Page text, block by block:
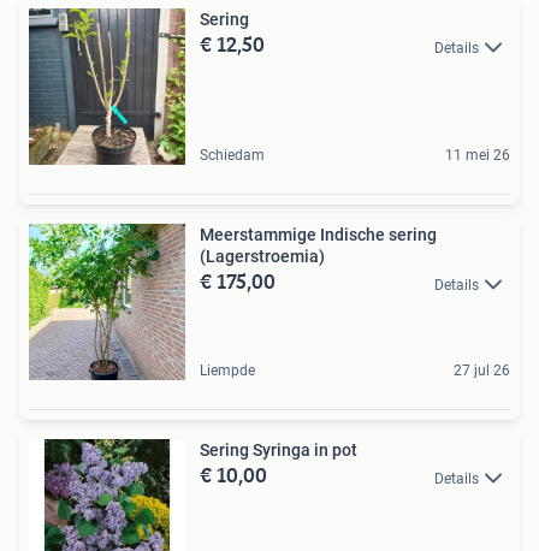
Sering
€ 12,50 Details
Schiedam 11 mei 26
Meerstammige Indische sering
(Lagerstroemia)
€ 175,00 Details
Liempde 27 jul 26
Sering Syringa in pot
€ 10,00 Details